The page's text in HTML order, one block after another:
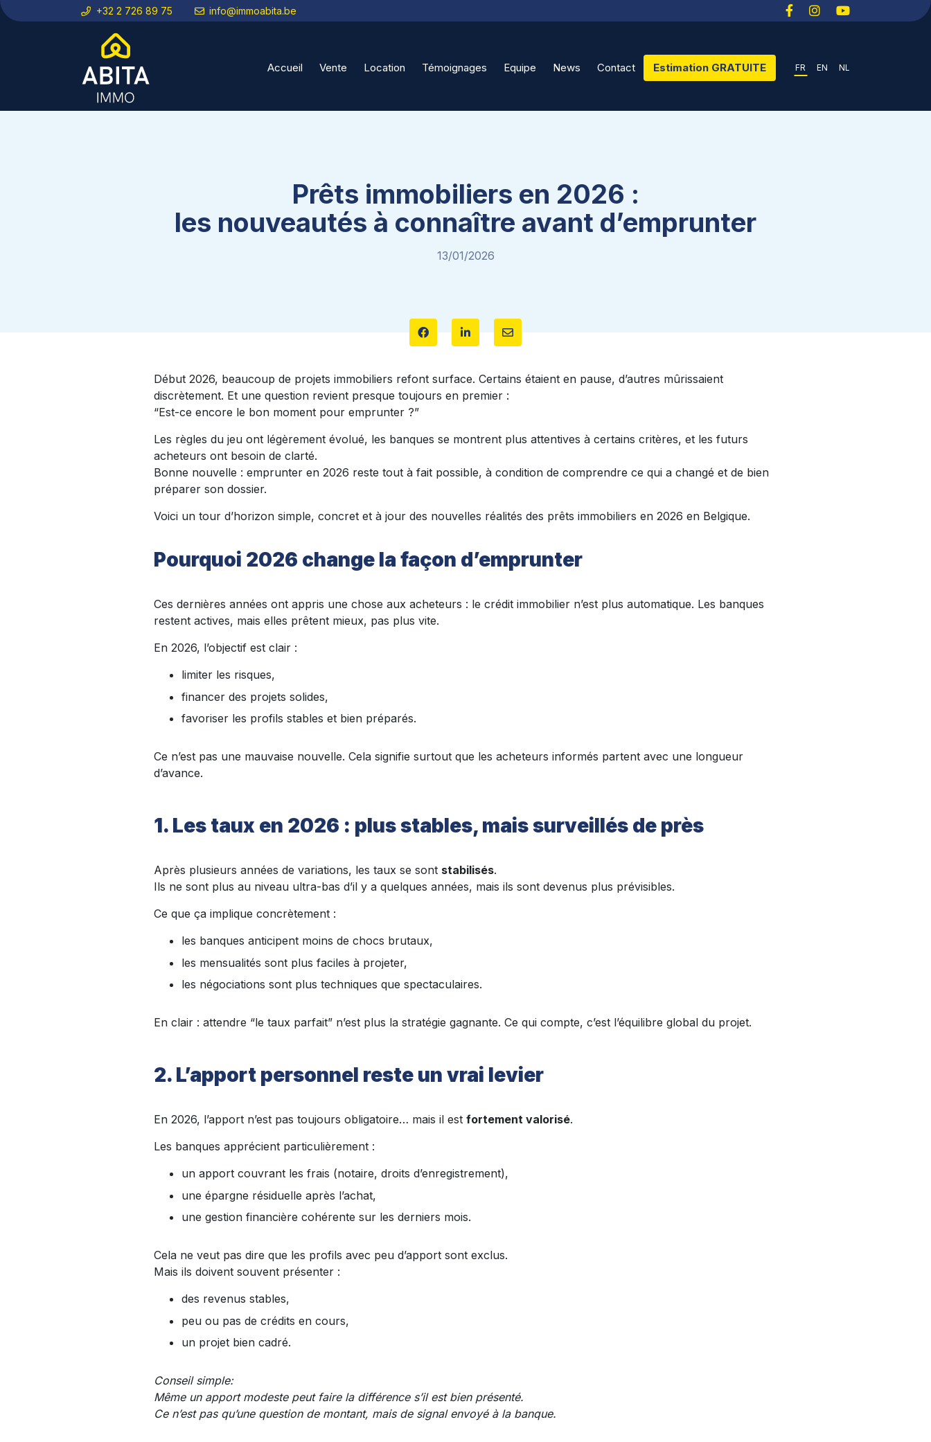
+32 2 726 89 75 info@immoabita.be
Accueil Vente Location Témoignages Equipe News Contact Estimation GRATUITE FR EN NL
Prêts immobiliers en 2026 :
les nouveautés à connaître avant d’emprunter
13/01/2026
Début 2026, beaucoup de projets immobiliers refont surface. Certains étaient en pause, d’autres mûrissaient
discrètement. Et une question revient presque toujours en premier :
“Est-ce encore le bon moment pour emprunter ?”
Les règles du jeu ont légèrement évolué, les banques se montrent plus attentives à certains critères, et les futurs
acheteurs ont besoin de clarté.
Bonne nouvelle : emprunter en 2026 reste tout à fait possible, à condition de comprendre ce qui a changé et de bien
préparer son dossier.
Voici un tour d’horizon simple, concret et à jour des nouvelles réalités des prêts immobiliers en 2026 en Belgique.
Pourquoi 2026 change la façon d’emprunter
Ces dernières années ont appris une chose aux acheteurs : le crédit immobilier n’est plus automatique. Les banques
restent actives, mais elles prêtent mieux, pas plus vite.
En 2026, l’objectif est clair :
limiter les risques,
financer des projets solides,
favoriser les profils stables et bien préparés.
Ce n’est pas une mauvaise nouvelle. Cela signifie surtout que les acheteurs informés partent avec une longueur
d’avance.
1. Les taux en 2026 : plus stables, mais surveillés de près
Après plusieurs années de variations, les taux se sont stabilisés.
Ils ne sont plus au niveau ultra-bas d’il y a quelques années, mais ils sont devenus plus prévisibles.
Ce que ça implique concrètement :
les banques anticipent moins de chocs brutaux,
les mensualités sont plus faciles à projeter,
les négociations sont plus techniques que spectaculaires.
En clair : attendre “le taux parfait” n’est plus la stratégie gagnante. Ce qui compte, c’est l’équilibre global du projet.
2. L’apport personnel reste un vrai levier
En 2026, l’apport n’est pas toujours obligatoire… mais il est fortement valorisé.
Les banques apprécient particulièrement :
un apport couvrant les frais (notaire, droits d’enregistrement),
une épargne résiduelle après l’achat,
une gestion financière cohérente sur les derniers mois.
Cela ne veut pas dire que les profils avec peu d’apport sont exclus.
Mais ils doivent souvent présenter :
des revenus stables,
peu ou pas de crédits en cours,
un projet bien cadré.
Conseil simple:
Même un apport modeste peut faire la différence s’il est bien présenté.
Ce n’est pas qu’une question de montant, mais de signal envoyé à la banque.